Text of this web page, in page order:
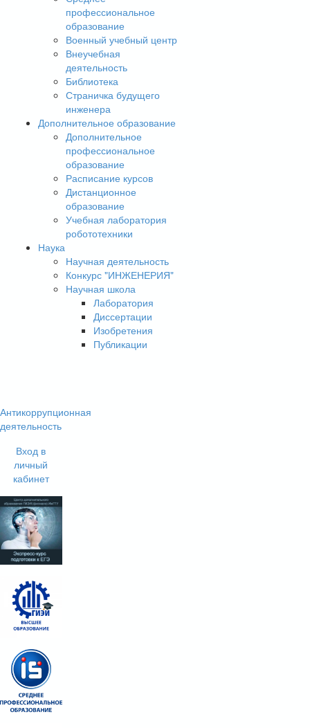
профессиональное
образование
Военный учебный центр
Внеучебная
деятельность
Библиотека
Страничка будущего
инженера
Дополнительное образование
Дополнительное
профессиональное
образование
Расписание курсов
Дистанционное
образование
Учебная лаборатория
робототехники
Наука
Научная деятельность
Конкурс "ИНЖЕНЕРИЯ"
Научная школа
Лаборатория
Диссертации
Изобретения
Публикации
Антикоррупционная
деятельность
Вход в
личный
кабинет